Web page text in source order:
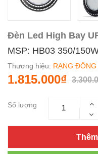
Đèn Led High Bay
MSP: HB03 350/
Thương hiệu: RẠNG ĐÔNG
1.815.000₫
Số lượng